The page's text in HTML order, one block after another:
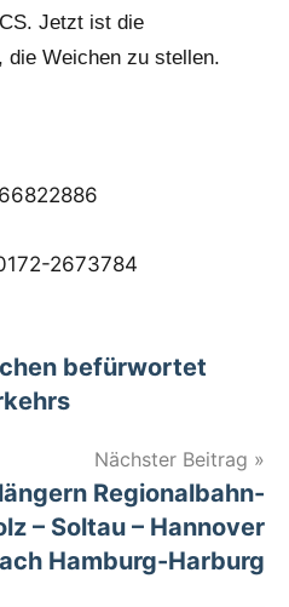
Jetzt ist die
die Weichen zu stellen.
2673784
befürwortet
Nächster Beitrag
Regionalbahn-
– Soltau – Hannover
Hamburg-Harburg